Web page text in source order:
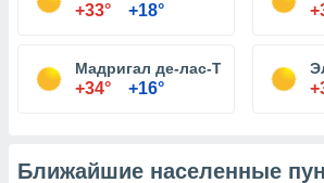
+33° +18°
Мадригал де-лас-Торрес Altas
+34° +16°
Ближайшие населенные